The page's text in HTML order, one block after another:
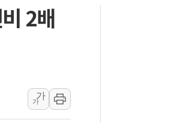
파주 AI DC 2조원 투자로 수익성 높인다
입어보고 계약…체험형 웨딩페스타 인기
국증시 마감] 혼조 마감, 폭염·전력 수요에 석탄주 강세
증시] 닛케이, AI·반도체 차익실현 매물에 3일 만에
2배
가
가